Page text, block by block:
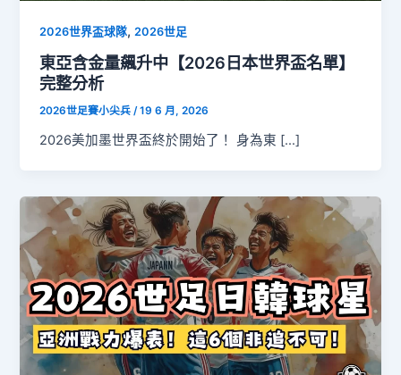
2026世界盃球隊,2026世足
東亞含金量飆升中【2026日本世界盃名單】
完整分析
2026世足賽小尖兵/19 6 月, 2026
2026美加墨世界盃終於開始了！ 身為東 […]